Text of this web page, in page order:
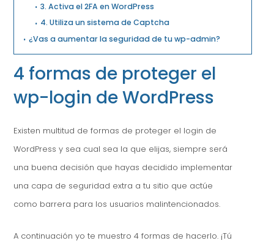
3. Activa el 2FA en WordPress
4. Utiliza un sistema de Captcha
¿Vas a aumentar la seguridad de tu wp-admin?
4 formas de proteger el
wp-login de WordPress
Existen multitud de formas de proteger el login de
WordPress y sea cual sea la que elijas, siempre será
una buena decisión que hayas decidido implementar
una capa de seguridad extra a tu sitio que actúe
como barrera para los usuarios malintencionados.
A continuación yo te muestro 4 formas de hacerlo. ¡Tú